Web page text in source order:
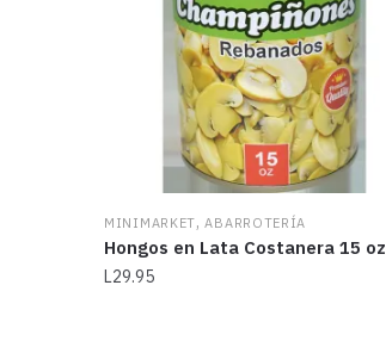
MINIMARKET,ABARROTERÍA
Hongos en Lata Costanera 15 oz
L29.95